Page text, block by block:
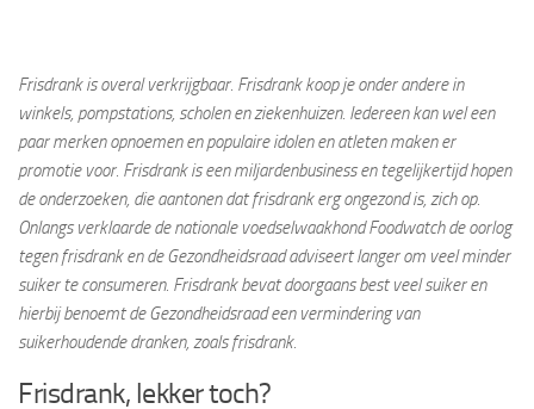
Frisdrank is overal verkrijgbaar. Frisdrank koop je onder andere in
winkels, pompstations, scholen en ziekenhuizen. Iedereen kan wel een
paar merken opnoemen en populaire idolen en atleten maken er
promotie voor. Frisdrank is een miljardenbusiness en tegelijkertijd hopen
de onderzoeken, die aantonen dat frisdrank erg ongezond is, zich op.
Onlangs verklaarde de nationale voedselwaakhond Foodwatch de oorlog
tegen frisdrank en de Gezondheidsraad adviseert langer om veel minder
suiker te consumeren. Frisdrank bevat doorgaans best veel suiker en
hierbij benoemt de Gezondheidsraad een vermindering van
suikerhoudende dranken, zoals frisdrank.
Frisdrank, lekker toch?